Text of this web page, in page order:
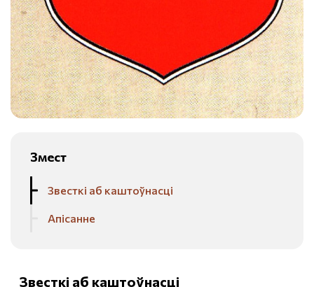
Змест
Звесткі аб каштоўнасці
Апісанне
Звесткі аб каштоўнасці